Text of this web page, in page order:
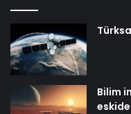
Bilim